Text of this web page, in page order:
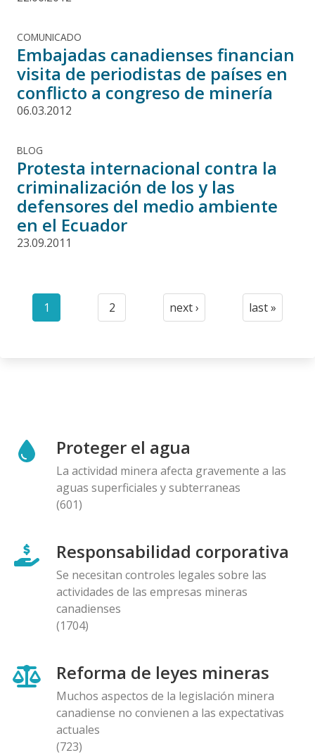
COMUNICADO
Embajadas canadienses financian
visita de periodistas de países en
conflicto a congreso de minería
06.03.2012
BLOG
Protesta internacional contra la
criminalización de los y las
defensores del medio ambiente
en el Ecuador
23.09.2011
Paginación
Current
1
Page
2
Next
next ›
Last
last »
Proteger el agua
La actividad minera afecta gravemente a las
aguas superficiales y subterraneas
(601)
Responsabilidad corporativa
Se necesitan controles legales sobre las
actividades de las empresas mineras
canadienses
(1704)
Reforma de leyes mineras
Muchos aspectos de la legislación minera
canadiense no convienen a las expectativas
actuales
(723)